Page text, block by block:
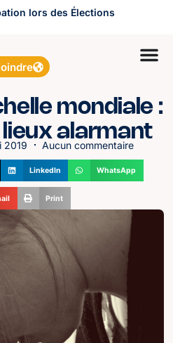
lors des Élections
mondiale :
alarmant
2019 Aucun commentaire
LinkedIn WhatsApp
Print